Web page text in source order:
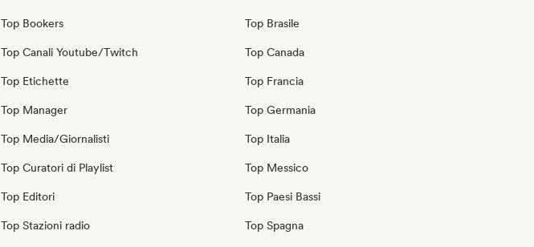
Top Bookers
Top Canali Youtube/Twitch
Top Etichette
Top Manager
Top Media/Giornalisti
Top Curatori di Playlist
Top Editori
Top Stazioni radio
Top Brasile
Top Canada
Top Francia
Top Germania
Top Italia
Top Messico
Top Paesi Bassi
Top Spagna